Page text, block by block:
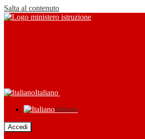
Salta al contenuto
Italiano
Italiano
Accedi